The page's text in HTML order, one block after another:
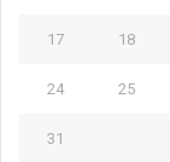
17 18
24 25
31